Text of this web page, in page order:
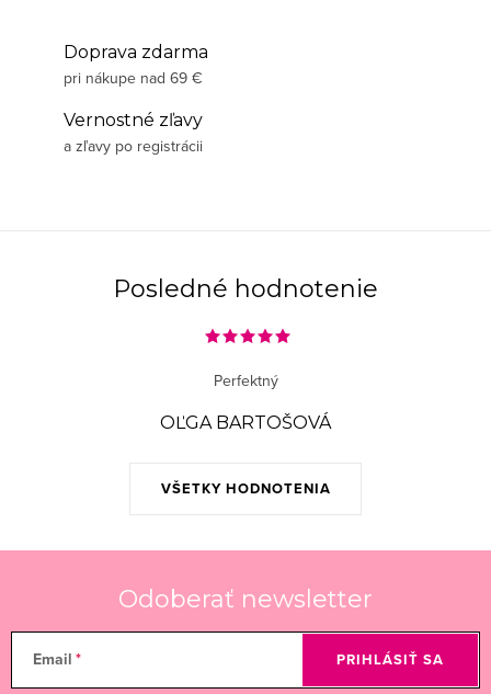
Doprava zdarma
pri nákupe nad 69 €
Vernostné zľavy
a zľavy po registrácii
Posledné hodnotenie
VŠETKY HODNOTENIA
Perfektný
OĽGA BARTOŠOVÁ
Odoberať newsletter
Email PRIHLÁSIŤ SA